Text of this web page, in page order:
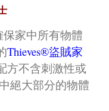
保家中所有物體
Thieves®盜賊家
方不含刺激性或
絕大部分的物體